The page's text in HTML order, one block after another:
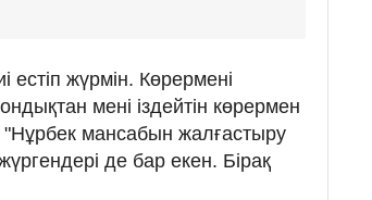
естіп жүрмін. Көрермені
мені із­дейтін көрермен
"Нұрбек мансабын жал­ғастыру
де бар екен. Бірақ